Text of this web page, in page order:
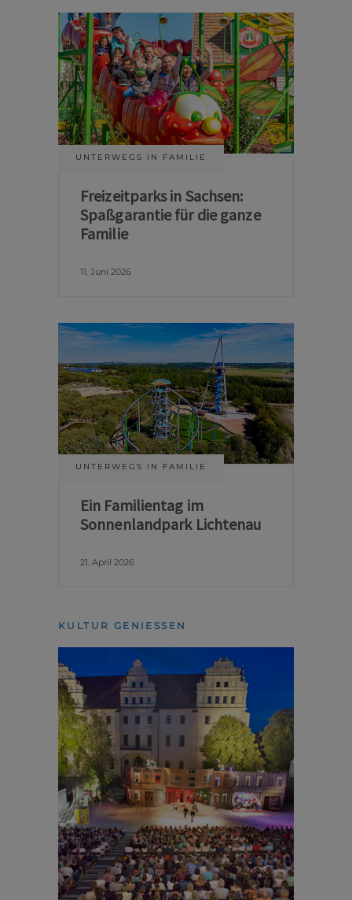
UNTERWEGS IN FAMILIE
Freizeitparks in Sachsen:
Spaßgarantie für die ganze
Familie
11. Juni 2026
UNTERWEGS IN FAMILIE
Ein Familientag im
Sonnenlandpark Lichtenau
21. April 2026
KULTUR GENIESSEN